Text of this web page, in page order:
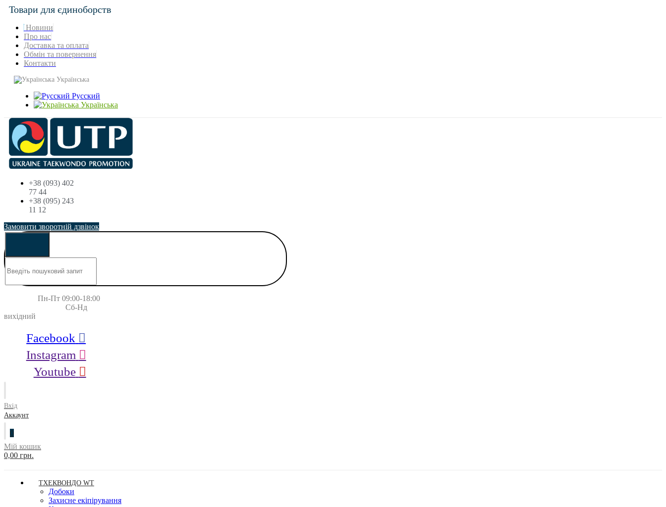
Товари для єдиноборств
Новини
Про нас
Доставка та оплата
Обмін та повернення
Контакти
Українська
Русский
Українська
+38 (093) 402
77 44
+38 (095) 243
11 12
Замовити зворотній дзвінок
Пн-Пт 09:00-18:00
Сб-Нд
вихідний
Facebook
Instagram
Youtube
Вхід
Аккаунт
0
Мій кошик
0,00 грн.
ТХЕКВОНДО WT
Добоки
Захисне екіпірування